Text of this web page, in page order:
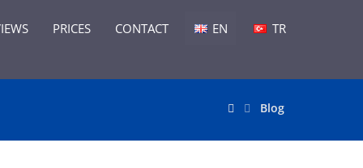
PRICES CONTACT EN TR
Blog